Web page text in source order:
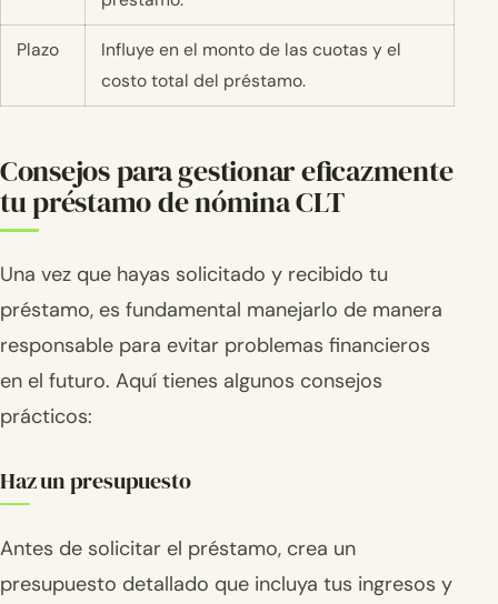
Plazo
Influye en el monto de las cuotas y el
costo total del préstamo.
Consejos para gestionar eficazmente
tu préstamo de nómina CLT
Una vez que hayas solicitado y recibido tu
préstamo, es fundamental manejarlo de manera
responsable para evitar problemas financieros
en el futuro. Aquí tienes algunos consejos
prácticos:
Haz un presupuesto
Antes de solicitar el préstamo, crea un
presupuesto detallado que incluya tus ingresos y